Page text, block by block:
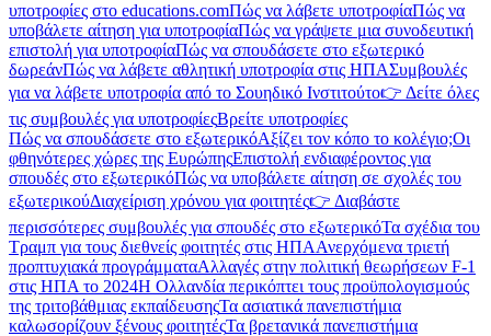
υποτροφίες στο educations.comΠώς να λάβετε υποτροφίαΠώς να
υποβάλετε αίτηση για υποτροφίαΠώς να γράψετε μια συνοδευτική
επιστολή για υποτροφίαΠώς να σπουδάσετε στο εξωτερικό
δωρεάνΠώς να λάβετε αθλητική υποτροφία στις ΗΠΑΣυμβουλές
για να λάβετε υποτροφία από το Σουηδικό Ινστιτούτο👉 Δείτε όλες
τις συμβουλές για υποτροφίεςΒρείτε υποτροφίες
Πώς να σπουδάσετε στο εξωτερικόΑξίζει τον κόπο το κολέγιο;Οι
φθηνότερες χώρες της ΕυρώπηςΕπιστολή ενδιαφέροντος για
σπουδές στο εξωτερικόΠώς να υποβάλετε αίτηση σε σχολές του
εξωτερικούΔιαχείριση χρόνου για φοιτητές👉 Διαβάστε
περισσότερες συμβουλές για σπουδές στο εξωτερικόΤα σχέδια του
Τραμπ για τους διεθνείς φοιτητές στις ΗΠΑΑνερχόμενα τριετή
προπτυχιακά προγράμματαΑλλαγές στην πολιτική θεωρήσεων F-1
στις ΗΠΑ το 2024Η Ολλανδία περικόπτει τους προϋπολογισμούς
της τριτοβάθμιας εκπαίδευσηςΤα ασιατικά πανεπιστήμια
καλωσορίζουν ξένους φοιτητέςΤα βρετανικά πανεπιστήμια